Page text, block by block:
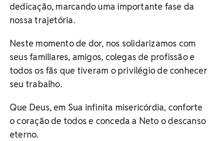
dedicação, marcando uma importante fase da
nossa trajetória.
Neste momento de dor, nos solidarizamos com
seus familiares, amigos, colegas de profissão e
todos os fãs que tiveram o privilégio de conhecer
seu trabalho.
Que Deus, em Sua infinita misericórdia, conforte
o coração de todos e conceda a Neto o descanso
eterno.